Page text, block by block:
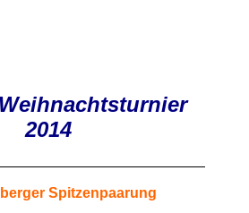
2014
Spitzenpaarung